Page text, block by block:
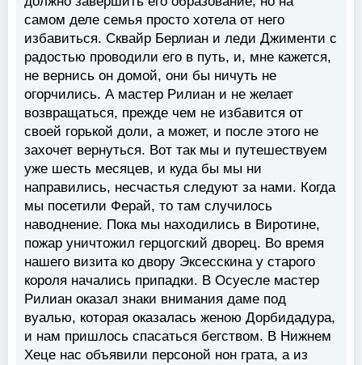
самом деле семья просто хотела от него
избавиться. Сквайр Берлиан и леди Джименти с
радостью проводили его в путь, и, мне кажется,
не вернись он домой, они бы ничуть не
огорчились. А мастер Рилиан и не желает
возвращаться, прежде чем не избавится от
своей горькой доли, а может, и после этого не
захочет вернуться. Вот так мы и путешествуем
уже шесть месяцев, и куда бы мы ни
направились, несчастья следуют за нами. Когда
мы посетили Ферай, то там случилось
наводнение. Пока мы находились в Виротине,
пожар уничтожил герцогский дворец. Во время
нашего визита ко двору Эксесскина у старого
короля начались припадки. В Осуесле мастер
Рилиан оказал знаки внимания даме под
вуалью, которая оказалась женою Дорбидадура,
и нам пришлось спасаться бегством. В Нижнем
Хеце нас объявили персоной нон грата, а из